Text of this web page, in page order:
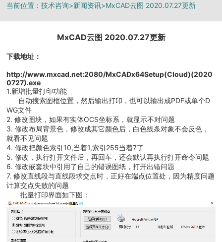
当前位置：技术咨询>新闻资讯>MxCAD云图 2020.07.27更新
MxCAD云图 2020.07.27更新
下载地址：
http://www.mxcad.net:2080/MxCADx64Setup(Cloud)(2020
0727).exe
1.新增批量打印功能
自动搜索图框位置，然后输出打印，也可以输出成PDF或单个D
WG文件
2. 修改图块，如果有实体OCS坐标系，就显示不对问题
3. 修改布局背景色，修改成其它颜色后，白色线条对象不会反色，
就看不见问题
4. 修改把颜色索引10,当着1,索引255当着7了
5. 修改，执行打开文件后，再回车，还会默认再执行打开命令问题
6. 修改嵌套块中引用了自己的错误图纸，打开出错问题
7. 修改直线段与直线段求交点时，正好在端点位置处，因为精度问题
计算交点失败的问题
批量打印界面如下图：